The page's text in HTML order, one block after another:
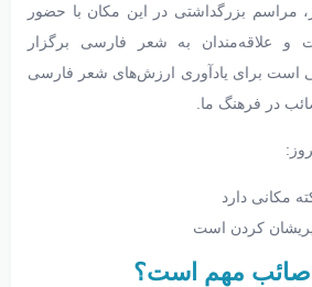
مراسم بزرگداشتی در این مکان با حضور
و علاقه‌مندان به شعر فارسی برگزار
است برای یادآوری ارزش‌های شعر فارسی
در فرهنگ ما.
مکانی دارد
کردن است
صائب مهم است؟